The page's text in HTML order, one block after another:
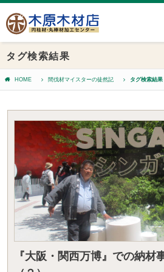
タグ検索結果
HOME 間伐材マイスターの徒然記 タグ検索結果
『大阪・関西万博』での納材